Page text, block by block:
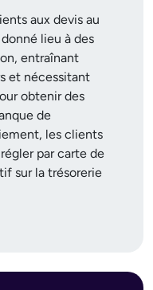
aux devis au
lieu à des
entraînant
et nécessitant
obtenir des
de
les clients
par carte de
sur la trésorerie